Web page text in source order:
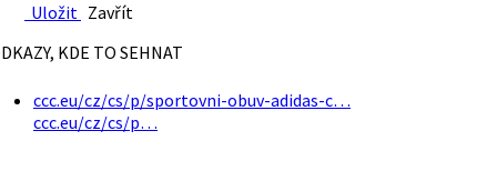
Uložit Zavřít
KDE TO SEHNAT
ccc.eu/cz/cs/p/sportovni-obuv-adidas-c…
ccc.eu/cz/cs/p…